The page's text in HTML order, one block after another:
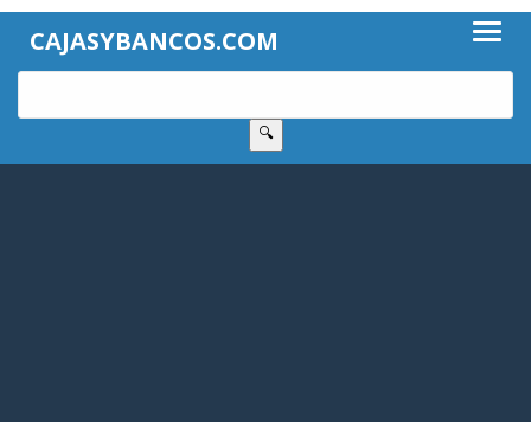
CAJASYBANCOS.COM
🔍